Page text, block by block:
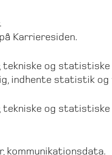
Karrieresiden.
tekniske og
indhente statistik
tekniske og
kommunikationsdata.